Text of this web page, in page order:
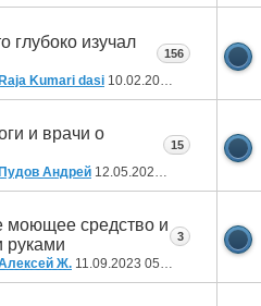
глубоко изучал
Kumari dasi 10.02.2025
156
и врачи о
Андрей 12.05.2024
15
моющее средство и
руками
Ж. 11.09.2023 05:35
3